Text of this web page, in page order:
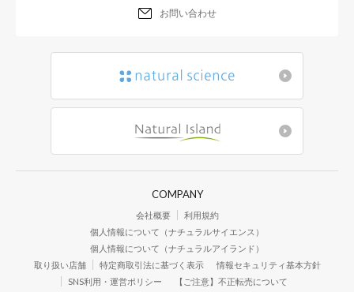
お問い合わせ
COMPANY
会社概要
利用規約
個人情報について（ナチュラルサイエンス）
個人情報について（ナチュラルアイランド）
取り扱い店舗
特定商取引法に基づく表示
情報セキュリティ基本方針
SNS利用・運営ポリシー
【ご注意】不正転売について